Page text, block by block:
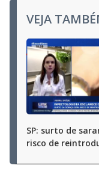
VEJA
SP: surto de
risco de